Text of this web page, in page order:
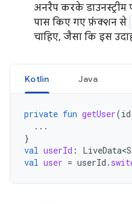
अनरैप करके डाउनस्ट्रीम
पास किए गए फ़ंक्शन से
चाहिए, जैसा कि इस
Kotlin Java
private fun getUser(id
...
}
val userId :
val user = userId .